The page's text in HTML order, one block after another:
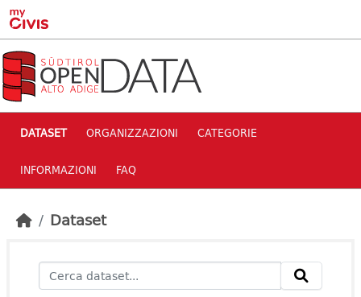
Skip to main content
DATASET ORGANIZZAZIONI CATEGORIE
INFORMAZIONI FAQ
Dataset